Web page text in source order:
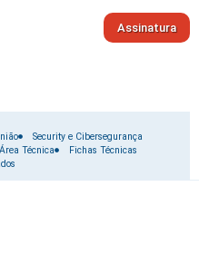
Assinatura
Security e Cibersegurança
Área Técnica
Fichas Técnicas